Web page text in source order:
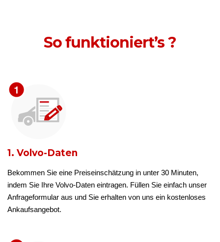
So funktioniert’s ?
1. Volvo-Daten
Bekommen Sie eine Preiseinschätzung in unter 30 Minuten,
indem Sie Ihre Volvo-Daten eintragen. Füllen Sie einfach unser
Anfrageformular aus und Sie erhalten von uns ein kostenloses
Ankaufsangebot.